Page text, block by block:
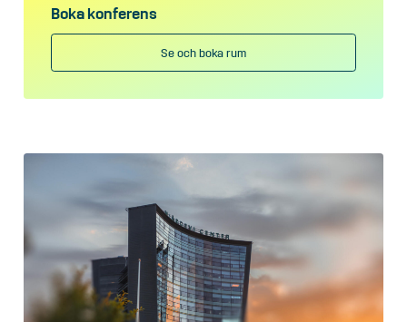
Boka konferens
Se och boka rum